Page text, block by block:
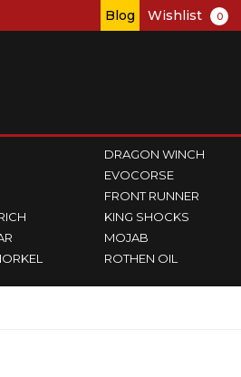
Blog Wishlist 0
DRAGON WINCH
EVOCORSE
FRONT RUNNER
KING SHOCKS
MOJAB
ROTHEN OIL